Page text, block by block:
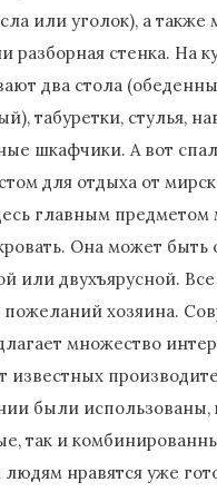
или уголок), а также
разборная стенка. На
два стола
табуретки, стулья,
шкафчики. А вот
для отдыха от
главным предметом
Она может быть
или двухъярусной. Все
хозяина.
множество
известных
были использованы,
так и
нравятся уже